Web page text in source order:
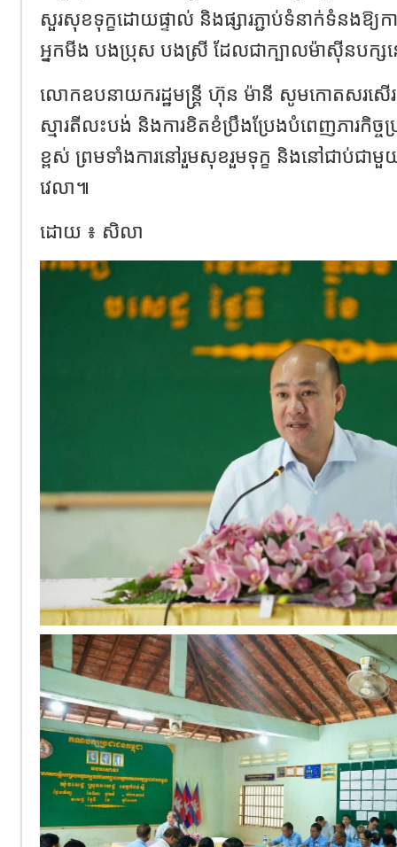
សួរសុខទុក្ខដោយផ្ទាល់ និងផ្សារភ្ជាប់ទំនាក់ទំនងឱ្យ
អ្នកមីង បងប្រុស បងស្រី ដែលជាក្បាលម៉ាស៊ីនបក្ស
លោកឧបនាយករដ្ឋមន្ត្រី ហ៊ុន ម៉ានី សូមកោតសរស
ស្មារតីលះបង់ និងការខិតខំប្រឹងប្រែងបំពេញភារកិ
ខ្ពស់ ព្រមទាំងការនៅរួមសុខរួមទុក្ខ និងនៅជាប់ជាមួ
វេលា៕
ដោយ ៖ សិលា